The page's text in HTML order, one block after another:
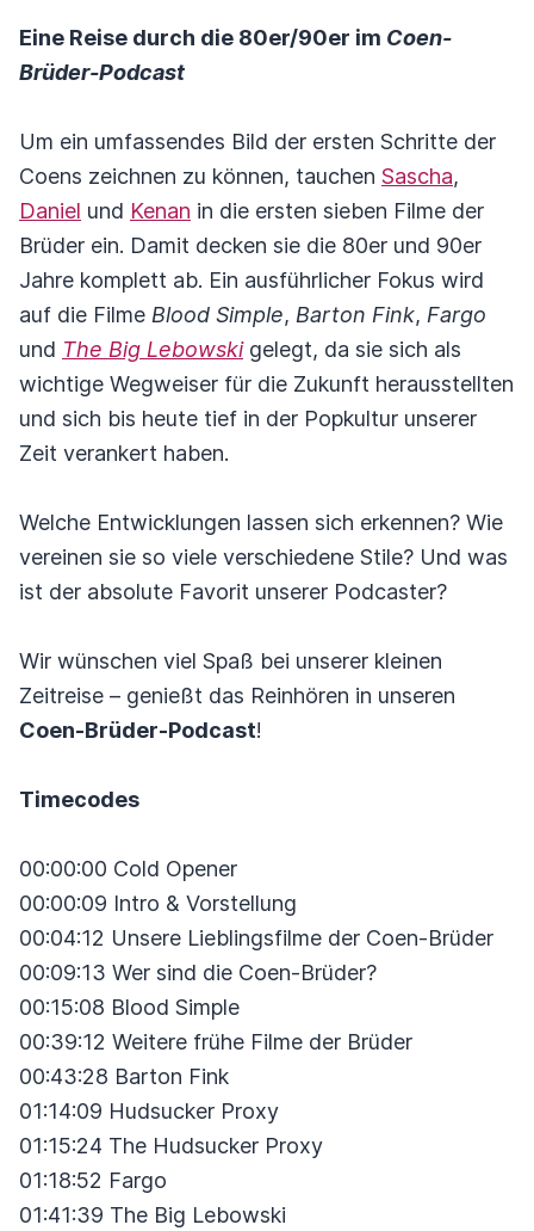
Eine Reise durch die 80er/90er im Coen-
Brüder-Podcast
Um ein umfassendes Bild der ersten Schritte der
Coens zeichnen zu können, tauchen Sascha,
Daniel und Kenan in die ersten sieben Filme der
Brüder ein. Damit decken sie die 80er und 90er
Jahre komplett ab. Ein ausführlicher Fokus wird
auf die Filme Blood Simple, Barton Fink, Fargo
und The Big Lebowskigelegt, da sie sich als
wichtige Wegweiser für die Zukunft herausstellten
und sich bis heute tief in der Popkultur unserer
Zeit verankert haben.
Welche Entwicklungen lassen sich erkennen? Wie
vereinen sie so viele verschiedene Stile? Und was
ist der absolute Favorit unserer Podcaster?
Wir wünschen viel Spaß bei unserer kleinen
Zeitreise – genießt das Reinhören in unseren
Coen-Brüder-Podcast!
Timecodes
00:00:00 Cold Opener
00:00:09 Intro & Vorstellung
00:04:12 Unsere Lieblingsfilme der Coen-Brüder
00:09:13 Wer sind die Coen-Brüder?
00:15:08 Blood Simple
00:39:12 Weitere frühe Filme der Brüder
00:43:28 Barton Fink
01:14:09 Hudsucker Proxy
01:15:24 The Hudsucker Proxy
01:18:52 Fargo
01:41:39 The Big Lebowski